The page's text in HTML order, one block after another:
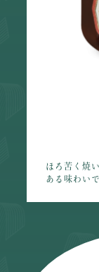
ほろ苦く焼
ある味わいで